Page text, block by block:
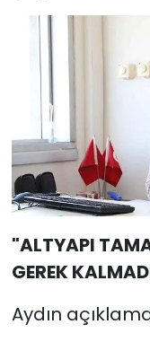
"ALTYAPI
GEREK
Aydın